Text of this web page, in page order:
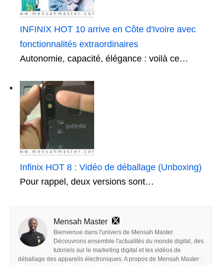
INFINIX HOT 10 arrive en Côte d'Ivoire avec
fonctionnalités extraordinaires
Autonomie, capacité, élégance : voilà ce…
Infinix HOT 8 : Vidéo de déballage (Unboxing)
Pour rappel, deux versions sont…
Mensah Master
Bienvenue dans l'univers de Mensah Master.
Découvrons ensemble l'actualités du monde digital, des
tutoriels sur le marketing digital et les vidéos de
déballage des appareils électroniques. A propos de Mensah Master :